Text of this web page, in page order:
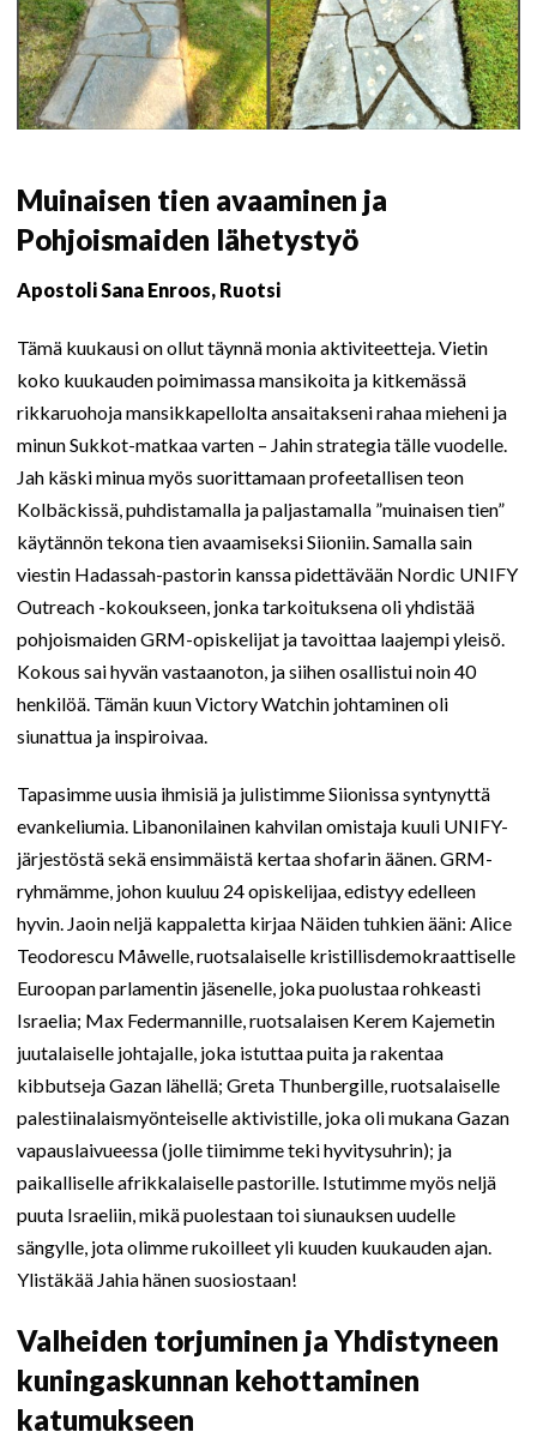
Muinaisen tien avaaminen ja
Pohjoismaiden lähetystyö
Apostoli Sana Enroos, Ruotsi
Tämä kuukausi on ollut täynnä monia aktiviteetteja. Vietin
koko kuukauden poimimassa mansikoita ja kitkemässä
rikkaruohoja mansikkapellolta ansaitakseni rahaa mieheni ja
minun Sukkot-matkaa varten – Jahin strategia tälle vuodelle.
Jah käski minua myös suorittamaan profeetallisen teon
Kolbäckissä, puhdistamalla ja paljastamalla ”muinaisen tien”
käytännön tekona tien avaamiseksi Siioniin. Samalla sain
viestin Hadassah-pastorin kanssa pidettävään Nordic UNIFY
Outreach -kokoukseen, jonka tarkoituksena oli yhdistää
pohjoismaiden GRM-opiskelijat ja tavoittaa laajempi yleisö.
Kokous sai hyvän vastaanoton, ja siihen osallistui noin 40
henkilöä. Tämän kuun Victory Watchin johtaminen oli
siunattua ja inspiroivaa.
Tapasimme uusia ihmisiä ja julistimme Siionissa syntynyttä
evankeliumia. Libanonilainen kahvilan omistaja kuuli UNIFY-
järjestöstä sekä ensimmäistä kertaa shofarin äänen. GRM-
ryhmämme, johon kuuluu 24 opiskelijaa, edistyy edelleen
hyvin. Jaoin neljä kappaletta kirjaa Näiden tuhkien ääni: Alice
Teodorescu Måwelle, ruotsalaiselle kristillisdemokraattiselle
Euroopan parlamentin jäsenelle, joka puolustaa rohkeasti
Israelia; Max Federmannille, ruotsalaisen Kerem Kajemetin
juutalaiselle johtajalle, joka istuttaa puita ja rakentaa
kibbutseja Gazan lähellä; Greta Thunbergille, ruotsalaiselle
palestiinalaismyönteiselle aktivistille, joka oli mukana Gazan
vapauslaivueessa (jolle tiimimme teki hyvitysuhrin); ja
paikalliselle afrikkalaiselle pastorille. Istutimme myös neljä
puuta Israeliin, mikä puolestaan toi siunauksen uudelle
sängylle, jota olimme rukoilleet yli kuuden kuukauden ajan.
Ylistäkää Jahia hänen suosiostaan!
Valheiden torjuminen ja Yhdistyneen
kuningaskunnan kehottaminen
katumukseen